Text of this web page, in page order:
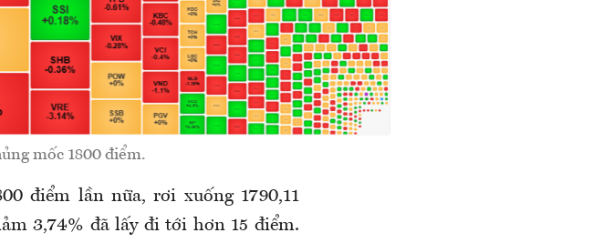
mốc 1800 điểm.
điểm lần nữa, rơi xuống 1790,11
3,74% đã lấy đi tới hơn 15 điểm.